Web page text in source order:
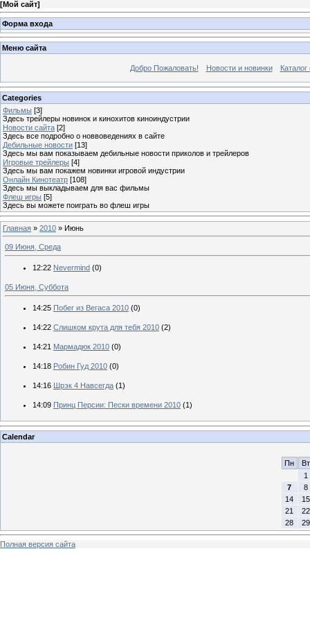
[Мой сайт]
Форма входа
Меню сайта
Добро Пожаловать! Новости и новинки
Categories
Фильмы [3]
Здесь трейлеры новинок и кинохитов киноиндустрии
Новости сайта [2]
Здесь все подробно о новвоведениях в сайте
Дебильные новости [13]
Здесь мы вам показываем дебильные новости приколов и трейлеров
Игровые трейлеры [4]
Здесь мы вам покажем новинки игровой индустрии
Онлайн Кинотеатр [108]
Здесь мы выкладываем для вас фильмы
Флеш игры [5]
Здесь вы можете поиграть во флеш игры
Главная » 2010 » Июнь
09 Июня, Среда
12:22 Nevermind (0)
05 Июня, Суббота
14:25 Побег из Вегаса 2010 (0)
14:22 Слишком крута для тебя 2010 (2)
14:21 Мармадюк 2010 (0)
14:18 Робин Гуд 2010 (0)
14:16 Шрэк 4 Навсегда (1)
14:09 Принц Персии: Пески времени 2010 (1)
Calendar
Пн
Вт
1
7
8
14
15
21
22
28
29
Полная версия сайта